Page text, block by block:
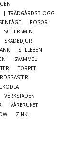
| TRÄDGÅRDSBLOGG
ROSOR
SCHERSMIN
SKADEDJUR
STILLEBEN
SVAMMEL
TORPET
VERKSTADEN
VÅRBRUKET
ZINK